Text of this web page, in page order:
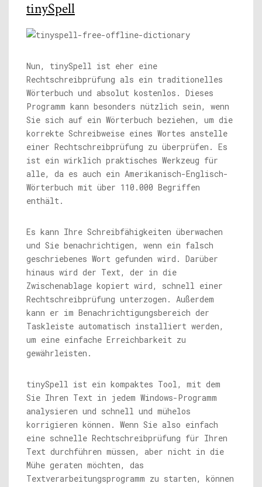
tinySpell
Nun, tinySpell ist eher eine
Rechtschreibprüfung als ein traditionelles
Wörterbuch und absolut kostenlos. Dieses
Programm kann besonders nützlich sein, wenn
Sie sich auf ein Wörterbuch beziehen, um die
korrekte Schreibweise eines Wortes anstelle
einer Rechtschreibprüfung zu überprüfen. Es
ist ein wirklich praktisches Werkzeug für
alle, da es auch ein Amerikanisch-Englisch-
Wörterbuch mit über 110.000 Begriffen
enthält.
Es kann Ihre Schreibfähigkeiten überwachen
und Sie benachrichtigen, wenn ein falsch
geschriebenes Wort gefunden wird. Darüber
hinaus wird der Text, der in die
Zwischenablage kopiert wird, schnell einer
Rechtschreibprüfung unterzogen. Außerdem
kann er im Benachrichtigungsbereich der
Taskleiste automatisch installiert werden,
um eine einfache Erreichbarkeit zu
gewährleisten.
tinySpell ist ein kompaktes Tool, mit dem
Sie Ihren Text in jedem Windows-Programm
analysieren und schnell und mühelos
korrigieren können. Wenn Sie also einfach
eine schnelle Rechtschreibprüfung für Ihren
Text durchführen müssen, aber nicht in die
Mühe geraten möchten, das
Textverarbeitungsprogramm zu starten, können